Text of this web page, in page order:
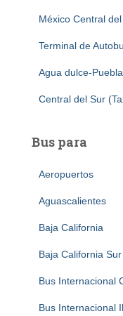
México Central
Terminal de
Agua dulce-
Central del Sur
Bus para
Aeropuertos
Aguascalientes
Baja California
Baja California Sur
Bus Internacional
Bus Internacional